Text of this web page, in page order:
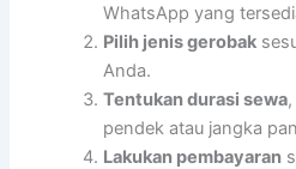
WhatsApp yang
Pilih jenis gerobak
Anda.
Tentukan durasi sewa
pendek atau jangka
Lakukan pembayaran